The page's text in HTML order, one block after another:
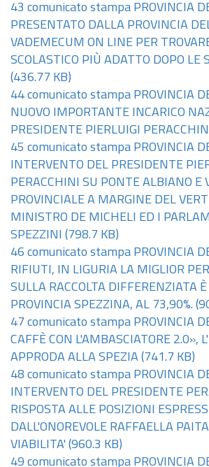
43 comunicato stampa PROVINCIA
PRESENTATO DALLA PROVINCIA
VADEMECUM ON LINE PER
SCOLASTICO PIÙ ADATTO DOPO LE
(436.77 KB)
44 comunicato stampa PROVINCIA
NUOVO IMPORTANTE INCARICO
PRESIDENTE PIERLUIGI
45 comunicato stampa PROVINCIA
INTERVENTO DEL PRESIDENTE
PERACCHINI SU PONTE ALBIANO E
PROVINCIALE A MARGINE DEL
MINISTRO DE MICHELI ED I
SPEZZINI (798.7 KB)
46 comunicato stampa PROVINCIA
RIFIUTI, IN LIGURIA LA MIGLIOR
SULLA RACCOLTA DIFFERENZIATA
PROVINCIA SPEZZINA, AL 73,90%.
47 comunicato stampa PROVINCIA
CAFFÈ CON L'AMBASCIATORE 2.0»,
APPRODA ALLA SPEZIA (741.7 KB)
48 comunicato stampa PROVINCIA
INTERVENTO DEL PRESIDENTE
RISPOSTA ALLE POSIZIONI
DALL'ONOREVOLE RAFFAELLA
VIABILITA' (960.3 KB)
49 comunicato stampa PROVINCIA